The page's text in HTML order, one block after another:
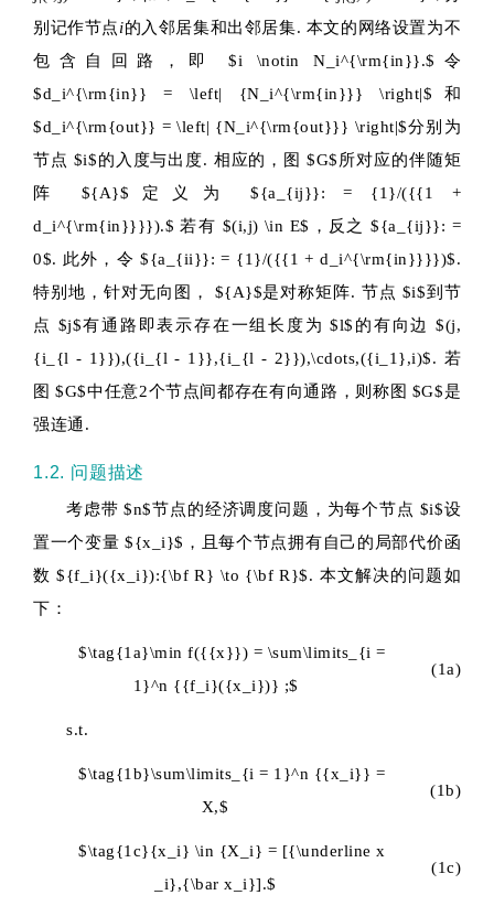
别记作节点i的入邻居集和出邻居集. 本文的网络设置为不
包含自回路，即 $i \notin N_i^{\rm{in}}.$ 令
$d_i^{\rm{in}} = \left| {N_i^{\rm{in}}} \right|$ 和
$d_i^{\rm{out}} = \left| {N_i^{\rm{out}}} \right|$分别为
节点 $i$的入度与出度. 相应的，图$G$ 所对应的伴随矩
阵 ${A}$ 定义为${a_{ij}}: = {1}/({{1 +
d_i^{\rm{in}}}}).$ 若有 $(i,j) \in E$ ，反之${a_{ij}}: =
0$. 此外，令 ${a_{ii}}: = {1}/({{1 + d_i^{\rm{in}}}})$.
特别地，针对无向图， ${A}$是对称矩阵. 节点 $i$到节
点 $j$有通路即表示存在一组长度为$l$ 的有向边$(j,
{i_{l - 1}}),({i_{l - 1}},{i_{l - 2}}),\cdots,({i_1},i)$. 若
图$G$中任意2个节点间都存在有向通路，则称图 $G$是
强连通.
1.2. 问题描述
考虑带$n$节点的经济调度问题，为每个节点 $i$设
置一个变量${x_i}$ ，且每个节点拥有自己的局部代价函
数${f_i}({x_i}):{\bf R} \to {\bf R}$. 本文解决的问题如
下：
$\tag{1a}\min f({{x}}) = \sum\limits_{i =
1}^n {{f_i}({x_i})} ;$
(1a)
s.t.
$\tag{1b}\sum\limits_{i = 1}^n {{x_i}} =
X,$
(1b)
$\tag{1c}{x_i} \in {X_i} = [{\underline x
_i},{\bar x_i}].$
(1c)